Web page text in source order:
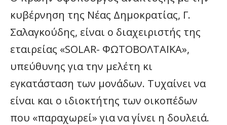
κυβέρνηση της Νέας Δημοκρατίας, Γ.
Σαλαγκούδης, είναι ο διαχειριστής της
εταιρείας «SOLAR- ΦΩΤΟΒΟΛΤΑΪΚΑ»,
υπεύθυνης για την μελέτη κι
εγκατάσταση των μονάδων. Τυχαίνει να
είναι και ο ιδιοκτήτης των οικοπέδων
που «παραχωρεί» για να γίνει η δουλειά.